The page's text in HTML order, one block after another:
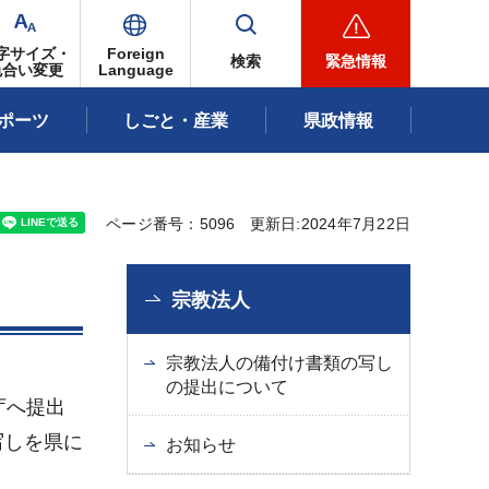
サイズ・
い変更
Foreign
Language
検索 緊急情報
ーツ しごと・産業 県政情報
ページ番号：5096 更新日:2024年7月22日
提出
を県に
宗教法人
宗教法人の備付け書類の写し
の提出について
お知らせ